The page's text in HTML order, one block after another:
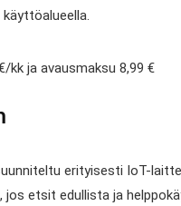
kk ja avausmaksu 8,99 €
erityisesti IoT-
etsit edullista ja